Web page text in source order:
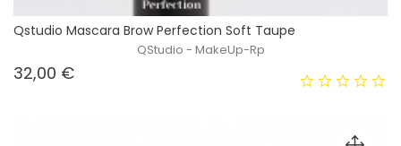
Qstudio Mascara Brow Perfection Soft Taupe
QStudio - MakeUp-Rp
32,00 €Prezzo